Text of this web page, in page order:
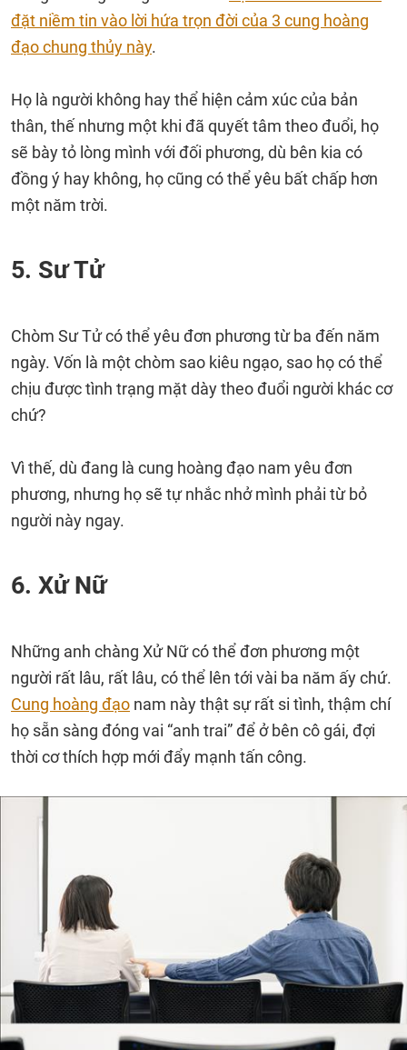
đặt niềm tin vào lời hứa trọn đời của 3 cung hoàng
đạo chung thủy này.
Họ là người không hay thể hiện cảm xúc của bản
thân, thế nhưng một khi đã quyết tâm theo đuổi, họ
sẽ bày tỏ lòng mình với đối phương, dù bên kia có
đồng ý hay không, họ cũng có thể yêu bất chấp hơn
một năm trời.
5. Sư Tử
Chòm Sư Tử có thể yêu đơn phương từ ba đến năm
ngày. Vốn là một chòm sao kiêu ngạo, sao họ có thể
chịu được tình trạng mặt dày theo đuổi người khác cơ
chứ?
Vì thế, dù đang là cung hoàng đạo nam yêu đơn
phương, nhưng họ sẽ tự nhắc nhở mình phải từ bỏ
người này ngay.
6. Xử Nữ
Những anh chàng Xử Nữ có thể đơn phương một
người rất lâu, rất lâu, có thể lên tới vài ba năm ấy chứ.
Cung hoàng đạo nam này thật sự rất si tình, thậm chí
họ sẵn sàng đóng vai “anh trai” để ở bên cô gái, đợi
thời cơ thích hợp mới đẩy mạnh tấn công.